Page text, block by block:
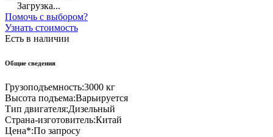
Загрузка...
Помочь с выбором?
Узнать стоимость
Есть в наличии
Общие сведения
Грузоподъемность:3000 кг
Высота подъема:Варьируется
Тип двигателя:Дизельный
Страна-изготовитель:Китай
Цена*:По запросу